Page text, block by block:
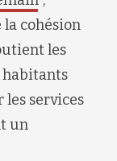
la cohésion
les
habitants
services
un